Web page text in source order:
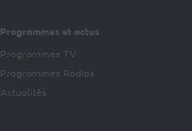
Programmes et actus
Programmes TV
Programmes Radios
Actualités